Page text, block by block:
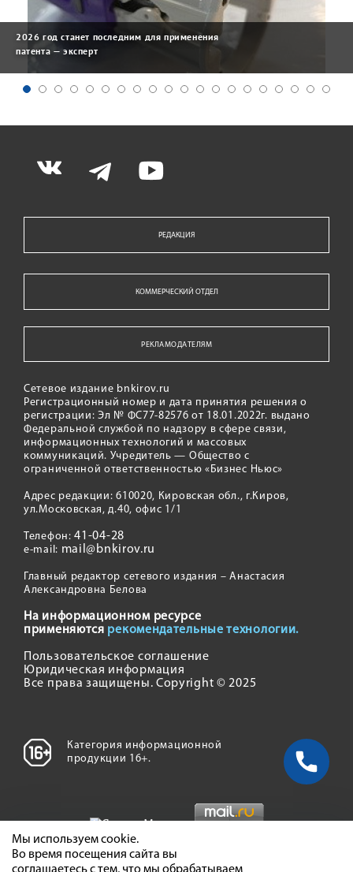
2026 год станет последним для применения
патента — эксперт
РЕДАКЦИЯ
КОММЕРЧЕСКИЙ ОТДЕЛ
РЕКЛАМОДАТЕЛЯМ
Сетевое издание bnkirov.ru
Регистрационный номер и дата принятия решения о
регистрации: Эл № ФС77-82576 от 18.01.2022г. выдано
Федеральной службой по надзору в сфере связи,
информационных технологий и массовых
коммуникаций. Учредитель — Общество с
ограниченной ответственностью «Бизнес Ньюс»
Адрес редакции: 610020, Кировская обл., г.Киров,
ул.Московская, д.40, офис 1/1
Телефон:41-04-28
e-mail: mail@bnkirov.ru
Главный редактор сетевого издания – Анастасия
Александровна Белова
На информационном ресурсе
применяются рекомендательные технологии.
Пользовательское соглашение
Юридическая информация
Все права защищены. Copyright © 2025
Категория информационной
продукции 16+.
Мы используем cookie.
Во время посещения сайта вы